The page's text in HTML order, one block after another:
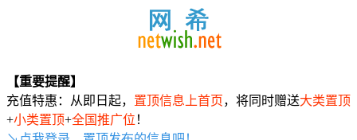
【重要提醒】
充值特惠：从即日起， 置顶信息上首页，将同时赠送大类置顶
+小类置顶+全国推广位 ！